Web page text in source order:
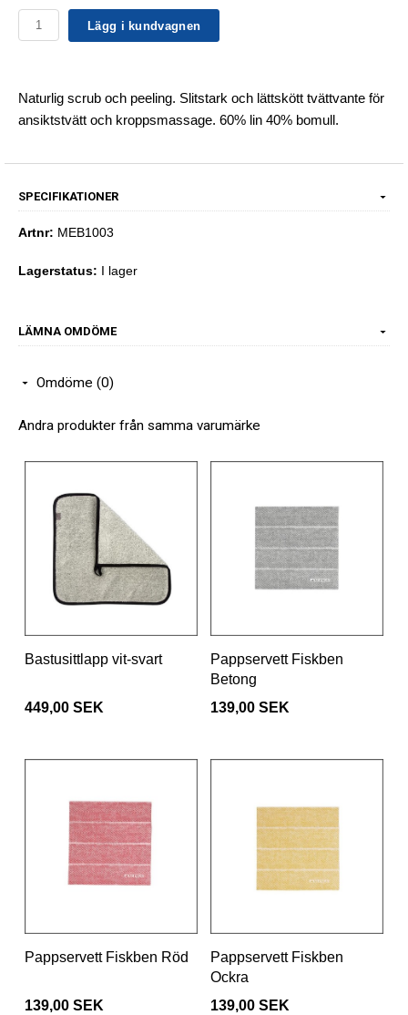
Lägg i kundvagnen
Naturlig scrub och peeling. Slitstark och lättskött tvättvante för
ansiktstvätt och kroppsmassage. 60% lin 40% bomull.
SPECIFIKATIONER
Artnr: MEB1003
Lagerstatus: I lager
LÄMNA OMDÖME
Omdöme (0)
Andra produkter från samma varumärke
Bastusittlapp vit-svart
449,00 SEK
Pappservett Fiskben
Betong
139,00 SEK
Pappservett Fiskben Röd
139,00 SEK
Pappservett Fiskben
Ockra
139,00 SEK